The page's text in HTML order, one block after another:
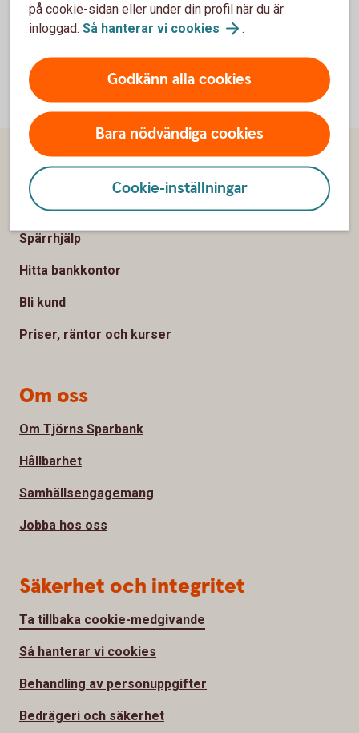
på cookie-sidan eller under din profil när du är
inloggad. Så hanterar vi cookies .
Godkänn alla cookies
Bara nödvändiga cookies
Cookie-inställningar
Sidfot
Hitta snabbt
Kontakta oss
Spärrhjälp
Hitta bankkontor
Bli kund
Priser, räntor och kurser
Om oss
Om Tjörns Sparbank
Hållbarhet
Samhällsengagemang
Jobba hos oss
Säkerhet och integritet
Ta tillbaka cookie-medgivande
Så hanterar vi cookies
Behandling av personuppgifter
Bedrägeri och säkerhet